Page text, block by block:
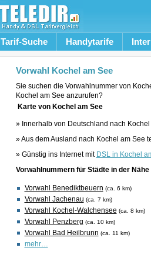
Tarif-Suche Handytarife
Vorwahl Kochel am See
Sie suchen die Vorwahlnummer von
Kochel am See anzurufen?
Karte von Kochel am See
» Innerhalb von Deutschland nach
» Aus dem Ausland nach Kochel am See
» Günstig ins Internet mit DSL in Kochel
Vorwahlnummern für Städte in der
Vorwahl Benediktbeuern (ca. 6 km)
Vorwahl Jachenau (ca. 7 km)
Vorwahl Kochel-Walchensee (ca. 8 km)
Vorwahl Penzberg (ca. 10 km)
Vorwahl Bad Heilbrunn (ca. 11 km)
mehr…